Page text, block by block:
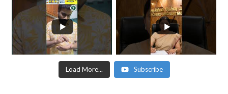
Load More... Subscribe